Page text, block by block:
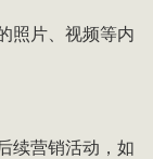
照片、视频等内
续营销活动，如